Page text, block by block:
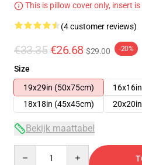
This is pillow cover only, insert
(4 customer reviews)
€33.35 €26.68 $29.00 -20%
Size
19x29in (50x75cm)
18x18in (45x45cm)
Bekijk maattabel